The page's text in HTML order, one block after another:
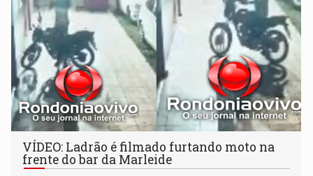
VÍDEO: Ladrão é filmado furtando moto na
frente do bar da Marleide